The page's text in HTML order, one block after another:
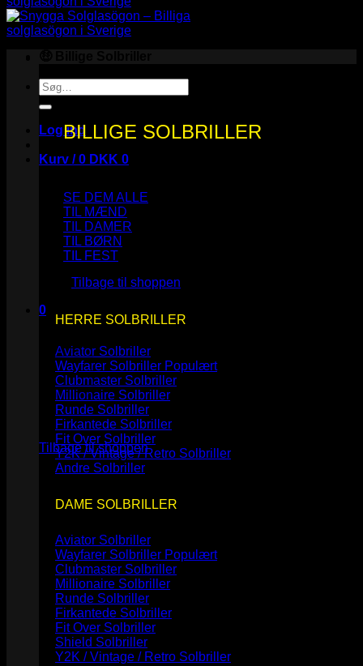
Søg
efter:
Log ind
Kurv /0 DKK 0
Ingen varer i kurven.
Tilbage til shoppen
0
Kurv
Ingen varer i kurven.
Tilbage til shoppen
BILLIGE SOLBRILLER
SE DEM ALLE
TIL MÆND
TIL DAMER
TIL BØRN
TIL FEST
HERRE SOLBRILLER
Aviator Solbriller
Wayfarer Solbriller
Clubmaster Solbriller
Millionaire Solbriller
Runde Solbriller
Firkantede Solbriller
Fit Over Solbriller
Y2K / Vintage / Retro Solbriller
Andre Solbriller
DAME SOLBRILLER
Aviator Solbriller
Wayfarer Solbriller
Clubmaster Solbriller
Millionaire Solbriller
Runde Solbriller
Firkantede Solbriller
Fit Over Solbriller
Shield Solbriller
Y2K / Vintage / Retro Solbriller